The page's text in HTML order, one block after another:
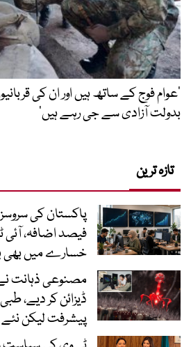
’عوام فوج کے ساتھ ہیں اور ان کی
بدولت آزادی سے جی رہے ہیں‘
تازہ ترین
فیصد اضافہ، آئی
خسارے میں بھی
مصنوعی ذہانت نے
ڈیزائن کر دیے،
پیشرفت لیکن